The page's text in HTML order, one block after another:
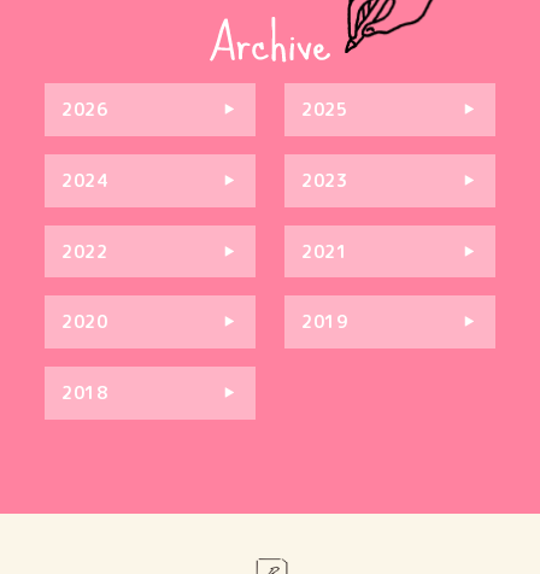
2026 2025
2024 2023
2022 2021
2020 2019
2018